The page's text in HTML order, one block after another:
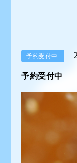
予約受付中
予約受付中